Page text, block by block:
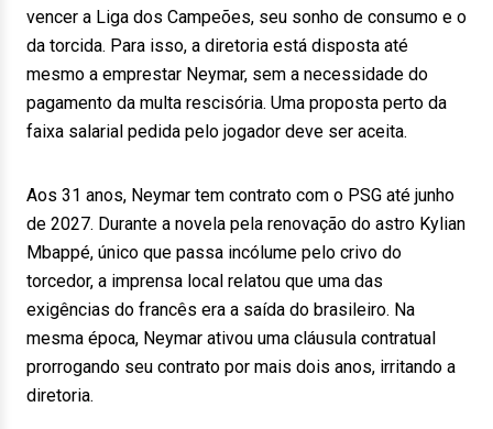
vencer a Liga dos Campeões, seu sonho de consumo e o
da torcida. Para isso, a diretoria está disposta até
mesmo a emprestar Neymar, sem a necessidade do
pagamento da multa rescisória. Uma proposta perto da
faixa salarial pedida pelo jogador deve ser aceita.
Aos 31 anos, Neymar tem contrato com o PSG até junho
de 2027. Durante a novela pela renovação do astro Kylian
Mbappé, único que passa incólume pelo crivo do
torcedor, a imprensa local relatou que uma das
exigências do francês era a saída do brasileiro. Na
mesma época, Neymar ativou uma cláusula contratual
prorrogando seu contrato por mais dois anos, irritando a
diretoria.